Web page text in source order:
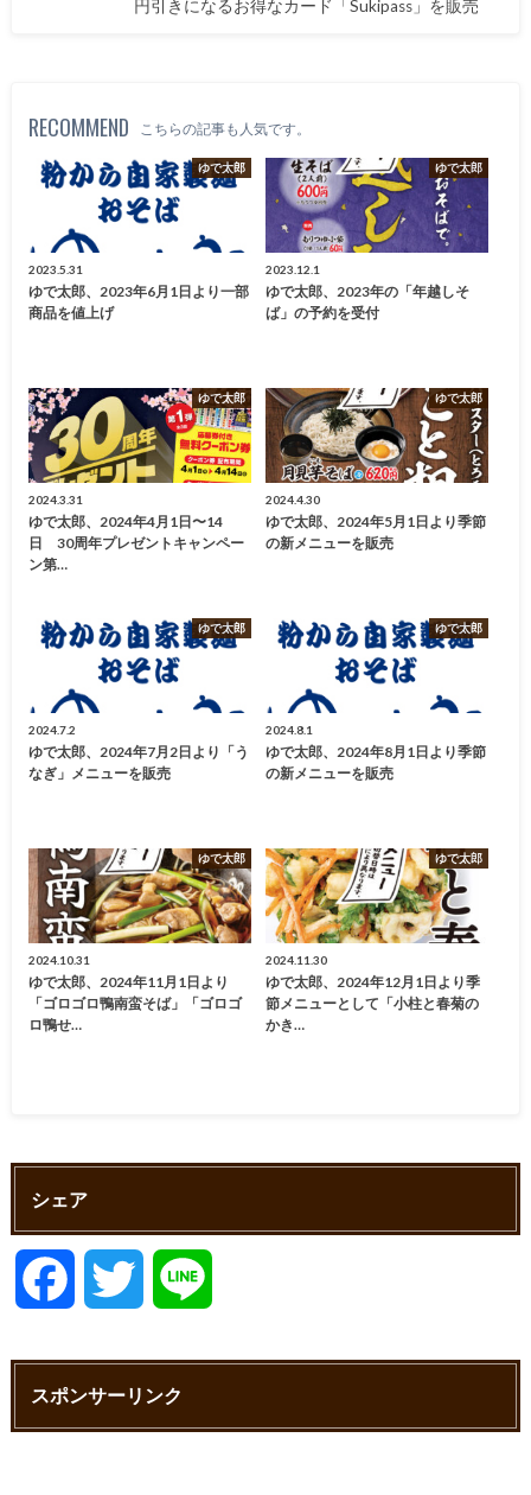
円引きになるお得なカード「Sukipass」を販売
RECOMMEND こちらの記事も人気です。
ゆで太郎
2023.5.31
ゆで太郎、2023年6月1日より一部
商品を値上げ
ゆで太郎
2023.12.1
ゆで太郎、2023年の「年越しそ
ば」の予約を受付
ゆで太郎
2024.3.31
ゆで太郎、2024年4月1日〜14
日 30周年プレゼントキャンペー
ン第…
ゆで太郎
2024.4.30
ゆで太郎、2024年5月1日より季節
の新メニューを販売
ゆで太郎
2024.7.2
ゆで太郎、2024年7月2日より「う
なぎ」メニューを販売
ゆで太郎
2024.8.1
ゆで太郎、2024年8月1日より季節
の新メニューを販売
ゆで太郎
2024.10.31
ゆで太郎、2024年11月1日より
「ゴロゴロ鴨南蛮そば」「ゴロゴ
ロ鴨せ…
ゆで太郎
2024.11.30
ゆで太郎、2024年12月1日より季
節メニューとして「小柱と春菊の
かき…
シェア
c i
スポンサーリンク